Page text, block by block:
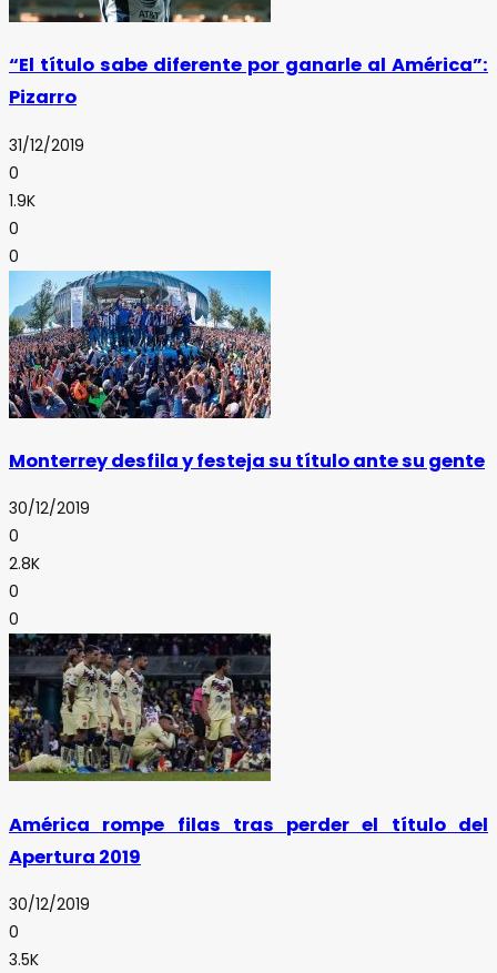
“El título sabe diferente por ganarle al América”:
Pizarro
31/12/2019
0
1.9K
0
0
Monterrey desfila y festeja su título ante su gente
30/12/2019
0
2.8K
0
0
América rompe filas tras perder el título del
Apertura 2019
30/12/2019
0
3.5K